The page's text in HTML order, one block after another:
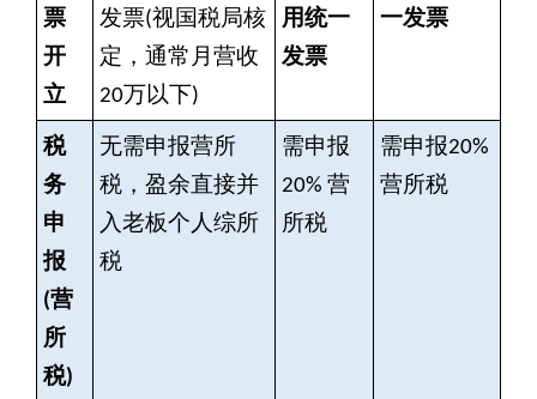
票
开
立
发票(视国税局核
定，通常月营收
20万以下)
用统一
发票
一发票
税
务
申
报
(营
所
税)
无需申报营所
税，盈余直接并
入老板个人综所
税
需申报
20% 营
所税
需申报20%
营所税